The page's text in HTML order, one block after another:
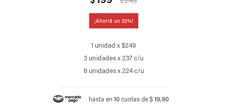
20
1 unidad x $249
3 unidades x 237 c/u
6 unidades x 224 c/u
hasta en 10cuotas de$ 19,90